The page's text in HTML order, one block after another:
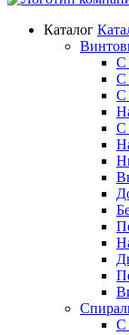
Каталог
С
С
С
С
С